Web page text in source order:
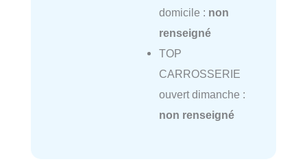
domicile : non
renseigné
TOP
CARROSSERIE
ouvert dimanche :
non renseigné